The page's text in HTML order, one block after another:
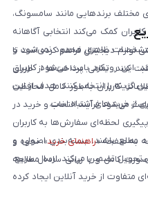
مختلف برندهایی مانند سامسونگ،
کمک می‌کند انتخابی آگاهانه
مشخصات ظاهری محدود نمی‌شود و
این رویکرد باعث می‌شود کاربران
گزینه را انتخاب کنند. هدف از این
از خریدهای اشتباه است.
لوازم دیجیتال فراهم کرده است تا
کنند. تمامی پرداخت‌ها از طریق
کاربران به‌طور کامل محافظت
می‌شود فرآیند انتخاب و خرید در
لحظه‌ای سفارش‌ها به کاربران
مطلع باشند. بسته‌بندی اصولی و
تحویل تضمین می‌کند. ارسال سریع،
متفاوت از خرید آنلاین ایجاد کرده
به صفحه «راهنمای خرید»، نحوه و
کامل و با زبانی ساده مطالعه